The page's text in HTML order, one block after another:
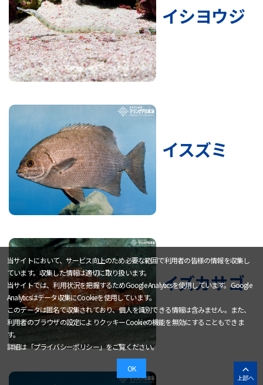
イシヨウジ
イスズミ
イズカサゴ
上部へ
当サイトにおいて、サービス向上のため必要な範囲で利用者の皆様の情報を収集し
ています。収集した情報は適切に取り扱います。
当サイトでは、利用状況を把握するためGoogle Analyticsを使用しています。Google
Analyticsはデータ収集にCookieを使用しています。
このデータは匿名で収集されており、個人を識別できる情報は含みません。また、
利用者のブラウザの設定によりクッキーCookieの機能を無効にすることもできま
す。
詳細は「プライバシーポリシー」をご覧ください。
OK